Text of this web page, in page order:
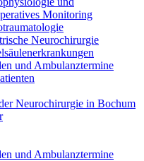
Monitoring
Neurochirurgie
und Ambulanztermine
Neurochirurgie in Bochum
und Ambulanztermine